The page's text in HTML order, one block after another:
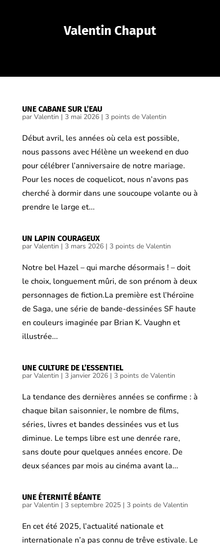
Valentin Chaput
UNE CABANE SUR L’EAU
par Valentin | 3 mai 2026| 3 points de Valentin
Début avril, les années où cela est possible,
nous passons avec Hélène un weekend en duo
pour célébrer l’anniversaire de notre mariage.
Pour les noces de coquelicot, nous n’avons pas
cherché à dormir dans une soucoupe volante ou à
prendre le large et...
UN LAPIN COURAGEUX
par Valentin | 3 mars 2026| 3 points de Valentin
Notre bel Hazel – qui marche désormais ! – doit
le choix, longuement mûri, de son prénom à deux
personnages de fiction.La première est l’héroïne
de Saga, une série de bande-dessinées SF haute
en couleurs imaginée par Brian K. Vaughn et
illustrée...
UNE CULTURE DE L’ESSENTIEL
par Valentin | 3 janvier 2026| 3 points de Valentin
La tendance des dernières années se confirme : à
chaque bilan saisonnier, le nombre de films,
séries, livres et bandes dessinées vus et lus
diminue. Le temps libre est une denrée rare,
sans doute pour quelques années encore. De
deux séances par mois au cinéma avant la...
UNE ÉTERNITÉ BÉANTE
par Valentin | 3 septembre 2025| 3 points de Valentin
En cet été 2025, l’actualité nationale et
internationale n’a pas connu de trêve estivale. Le